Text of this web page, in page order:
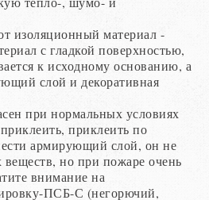
изоляционный материал -
с гладкой поверхностью,
к исходному основанию, а
слой и декоративная
при нормальных условиях
приклеить по
армирующий слой, он не
веществ, но при пожаре очень
внимание на
ПСБ-С (негорючий,